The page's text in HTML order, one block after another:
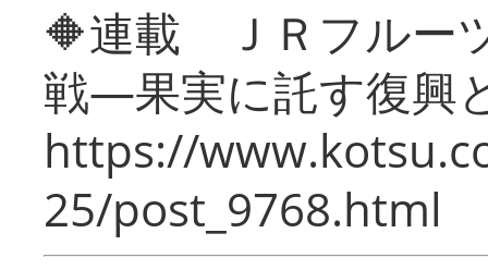
🔶連載 ＪＲフルー
戦―果実に託す復興
https://
25/post_9768.html